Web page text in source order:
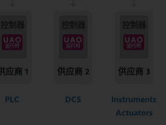
运行时
应商 1
PLC
运行时
供应商 2
DCS
运行时
供应商 3
Instruments
Actuators